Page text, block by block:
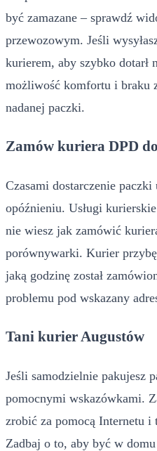
być zamazane – sprawdź
przewozowym. Jeśli
kurierem, aby szybko dotarł
możliwość komfortu i braku
nadanej paczki.
Zamów kuriera DPD
Czasami dostarczenie
opóźnieniu. Usługi
nie wiesz jak zamówić
porównywarki. Kurier
jaką godzinę został
problemu pod wskazany
Tani kurier Augustów
Jeśli samodzielnie pakujesz
pomocnymi wskazówkami.
zrobić za pomocą Internetu i
Zadbaj o to, aby być w